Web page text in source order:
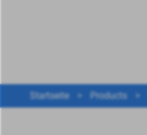
Startseite > Products >